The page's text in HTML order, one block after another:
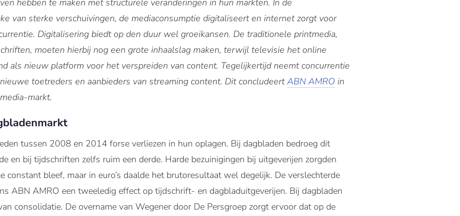
hebben te maken met structurele veranderingen in hun markten. In de
van sterke verschuivingen, de mediaconsumptie digitaliseert en internet zorgt voor
Digitalisering biedt op den duur wel groeikansen. De traditionele printmedia,
moeten hierbij nog een grote inhaalslag maken, terwijl televisie het online
als nieuw platform voor het verspreiden van content. Tegelijkertijd neemt concurrentie
toetreders en aanbieders van streaming content. Dit concludeertABN AMRO in
markt.
tussen 2008 en 2014 forse verliezen in hun oplagen. Bij dagbladen bedroeg dit
en bij tijdschriften zelfs ruim een derde. Harde bezuinigingen bij uitgeverijen zorgden
constant bleef, maar in euro’s daalde het brutoresultaat wel degelijk. De verslechterde
ABN AMRO een tweeledig effect op tijdschrift- en dagbladuitgeverijen. Bij dagbladen
consolidatie. De overname van Wegener door De Persgroep zorgt ervoor dat op de